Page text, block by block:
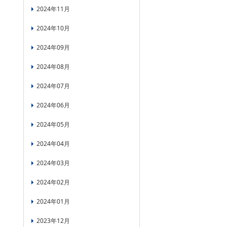
2024年11月
2024年10月
2024年09月
2024年08月
2024年07月
2024年06月
2024年05月
2024年04月
2024年03月
2024年02月
2024年01月
2023年12月